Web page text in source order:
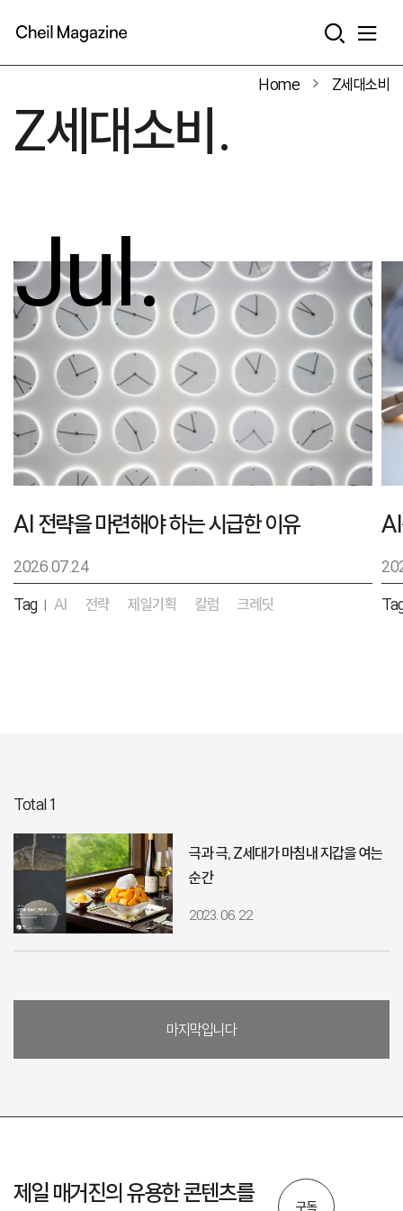
Home Z세대소비
Z세대소비.
Jul.
AI 전략을 마련해야 하는 시급한 이유
2026.07.24
Tag | AI 전략 제일기획 칼럼 크레딧
Total 1
극과 극, Z세대가 마침내 지갑을 여는
순간
2023. 06. 22
마지막입니다
제일 매거진의 유용한 콘텐츠를
구독